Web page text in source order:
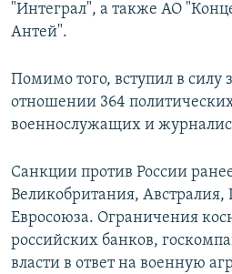
"Интеграл", а также АО
Антей".
Помимо того, вступил в силу
отношении 364
военнослужащих и
Санкции против России
Великобритания,
Евросоюза. Ограничения
российских банков,
власти в ответ на военную